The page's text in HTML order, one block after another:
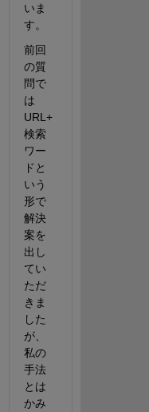
いま
す。
前回
の質
問で
は
URL+
検索
ワー
ドと
いう
形で
解決
案を
出し
てい
ただ
きま
した
が、
私の
手法
とは
かみ